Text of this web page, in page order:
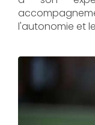
l'autonomie et